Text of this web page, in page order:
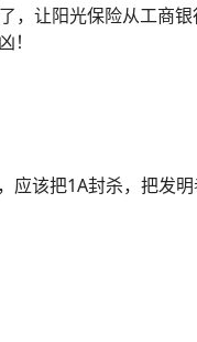
，让阳光保险从工商
应该把1A封杀，把发